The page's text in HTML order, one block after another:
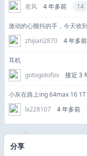
老风
4 年多前 14
激动的心颤抖的手，今天收
zhijian2870
4 年多前
耳机
gotogotofox
接近 3
小灰在路上ing 64max 16 1T
lx228107
4 年多前
分享